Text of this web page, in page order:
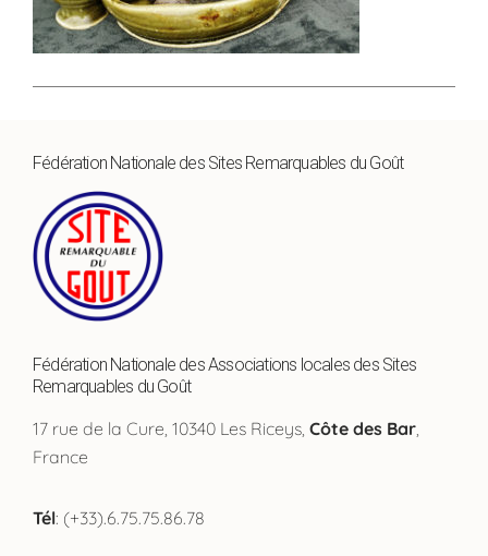
Fédération Nationale des Sites Remarquables du Goût
Fédération Nationale des Associations locales des Sites
Remarquables du Goût
17 rue de la Cure, 10340 Les Riceys, Côte des Bar,
France
Tél: (+33).6.75.75.86.78